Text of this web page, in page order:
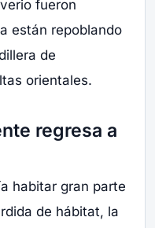
fueron
están repoblando
de
orientales.
regresa a
habitar gran parte
de hábitat, la